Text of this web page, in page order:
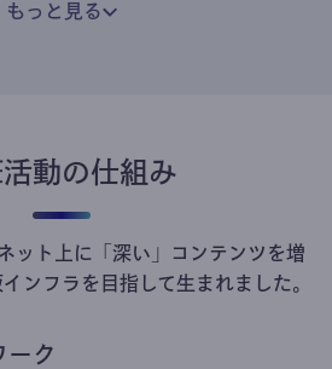
もっと見る
動の仕組み
ト上に「深い」コンテンツを増
ンフラを目指して生まれました。
ーク